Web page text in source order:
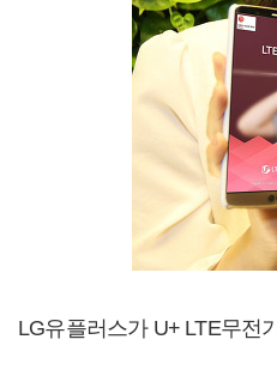
LG유플러스가 U+ LTE무전